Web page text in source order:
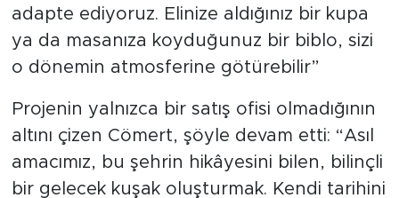
adapte ediyoruz. Elinize aldığınız bir kupa
ya da masanıza koyduğunuz bir biblo, sizi
o dönemin atmosferine götürebilir”
Projenin yalnızca bir satış ofisi olmadığının
altını çizen Cömert, şöyle devam etti: “Asıl
amacımız, bu şehrin hikâyesini bilen, bilinçli
bir gelecek kuşak oluşturmak. Kendi tarihini